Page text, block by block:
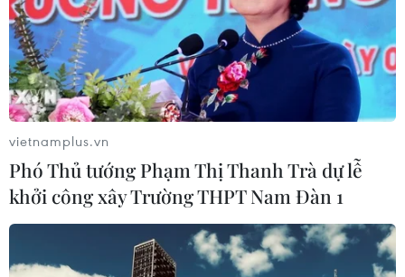
vietnamplus.vn
Phó Thủ tướng Phạm Thị Thanh Trà dự lễ
khởi công xây Trường THPT Nam Đàn 1